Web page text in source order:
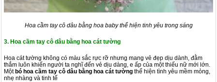
Hoa cầm tay cô dâu bằng hoa baby thể hiện tinh yêu trong sáng
3. Hoa cầm tay cô dâu bằng hoa cát tường
Hoa cát tường không có màu sắc rực rỡ nhưng mang vẻ đẹp dịu dành, đằm
thắm luôn khiến người ta nghĩ đến vẻ dịu dàng, e ấp của một thiếu nữ mới lớn.
Mộtbó hoa cầm tay cô dâu bằng hoa cát tường thể hiện tình yêu mềm mỏng,
nhẹ nhàng và tinh tế